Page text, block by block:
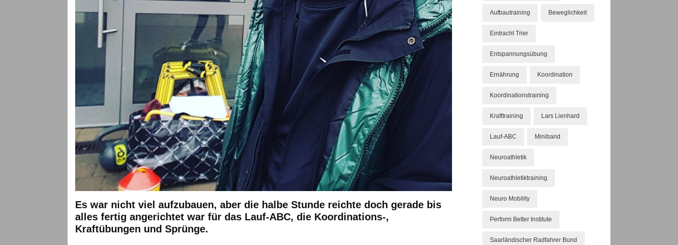
Es war nicht viel aufzubauen, aber die halbe Stunde reichte doch gerade bis
alles fertig angerichtet war für das Lauf-ABC, die Koordinations-,
Kraftübungen und Sprünge.
Aufbautraining Beweglichkeit
Eintracht Trier
Entspannungsübung
Ernährung Koordination
Koordinationstraining
Krafttraining Lars Lienhard
Lauf-ABC Miniband
Neuroathletik
Neuroathletiktraining
Neuro Mobility
Perform Better Institute
Saarländischer Radfahrer Bund